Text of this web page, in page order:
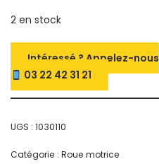
2 en stock
Intéressé ? Appelez-nous
03 22 42 31 21
UGS : 1030110
Catégorie : Roue motrice